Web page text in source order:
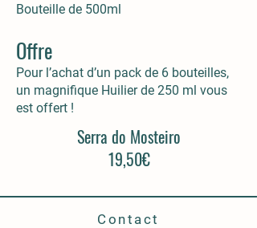
Bouteille de 500ml
Offre
Pour l’achat d’un pack de 6 bouteilles,
un magnifique Huilier de 250 ml vous
est offert !
Serra do Mosteiro
19,50€
Contact